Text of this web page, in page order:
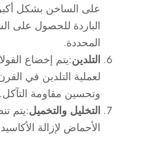
على الساخن بشكل
الباردة للحصول على
المحددة.
التلدين:يتم إخضاع
لعملية التلدين في
وتحسين مقاومة التآكل.
التخليل والتخميل:يتم
الأحماض لإزالة